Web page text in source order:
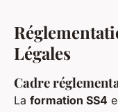
Légales
Cadre
La formation SS4